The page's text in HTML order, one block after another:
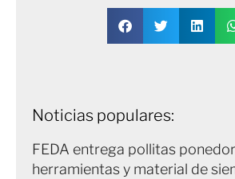
Noticias populares:
FEDA entrega pollitas
herramientas y material de